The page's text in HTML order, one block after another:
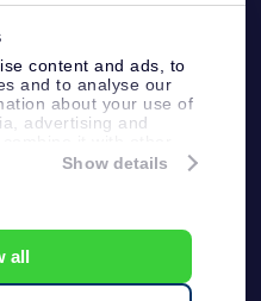
content and ads, to
and to analyse our
about your use of
advertising and
to them or that
Show details
allhelp@osr.org